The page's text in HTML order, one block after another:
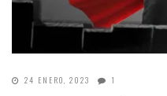
24 ENERO, 2023 1